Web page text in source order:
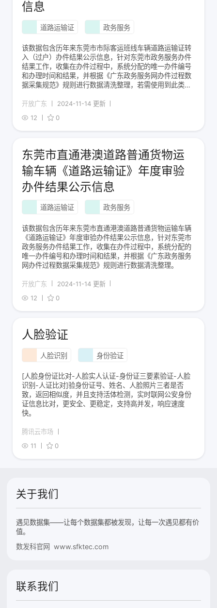
信息
道路运输证 政务服务
该数据包含历年来东莞市市际客运班线车辆道路运输证转
入（过户）办件结果公示信息，针对东莞市政务服务办件
结果工作，收集在办件过程中，系统分配的唯一办件编号
和办理时间和结果，并根据《广东政务服务网办件过程数
据采集规范》规则进行数据清洗整理，若需使用到此类办
开放广东
2024-11-14 更新
12
0
东莞市直通港澳道路普通货物运
输车辆《道路运输证》年度审验
办件结果公示信息
道路运输证 政务服务
该数据包含历年来东莞市直通港澳道路普通货物运输车辆
《道路运输证》年度审验办件结果公示信息，针对东莞市
政务服务办件结果工作，收集在办件过程中，系统分配的
唯一办件编号和办理时间和结果，并根据《广东政务服务
网办件过程数据采集规范》规则进行数据清洗整理。
开放广东
2024-11-14 更新
12
0
人脸验证
人脸识别 身份验证
[人脸身份证比对-人脸实人认证-身份证三要素验证-人脸
识别-人证比对]验身份证号、姓名、人脸照片三者是否
致，返回相似度，并且支持活体检测，实时联网公安身份
证信息比对，更安全、更稳定，支持高并发，响应速度
快。
腾讯云市场
11
0
关于我们
遇见数据集——让每个数据集都被发现，让每一次遇见都有价
值。
数发科官网 www.sfktec.com
联系我们